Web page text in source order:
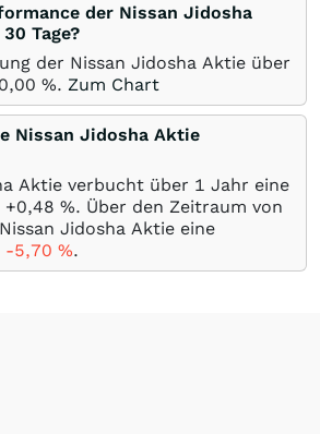
der Nissan Jidosha
Tage?
der Nissan Jidosha Aktie über
0,00 %. Zum Chart
Nissan Jidosha Aktie
Aktie verbucht über 1 Jahr eine
+0,48 %. Über den Zeitraum von
Jidosha Aktie eine
-5,70 %.